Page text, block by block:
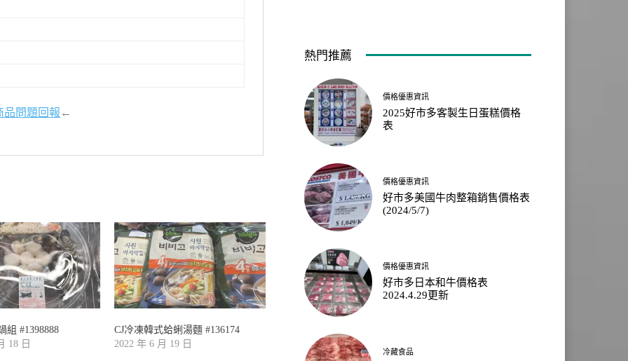
品問題回報←
組 #1398888
18 日
CJ冷凍韓式蛤蜊湯麵 #136174
2022 年 6 月 19 日
熱門推薦
價格優惠資訊
2025好市多客製生日蛋糕價格
表
價格優惠資訊
好市多美國牛肉整箱銷售價格表
(2024/5/7)
價格優惠資訊
好市多日本和牛價格表
2024.4.29更新
冷藏食品